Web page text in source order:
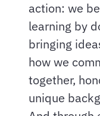
action: we
learning by
bringing
how we
together,
unique